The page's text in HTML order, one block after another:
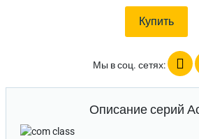
Мы в соц. сетях:
Описание серий